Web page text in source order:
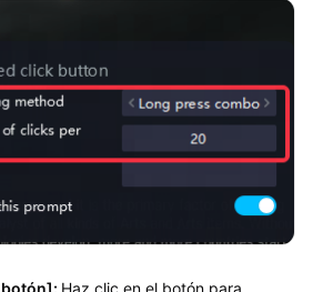
Haz clic en el botón para